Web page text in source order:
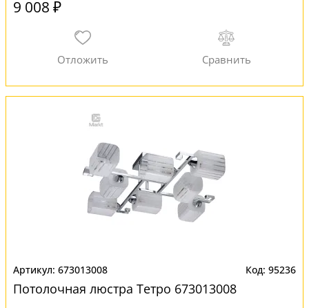
9 008 ₽
673013008 95236
Потолочная люстра Тетро 673013008